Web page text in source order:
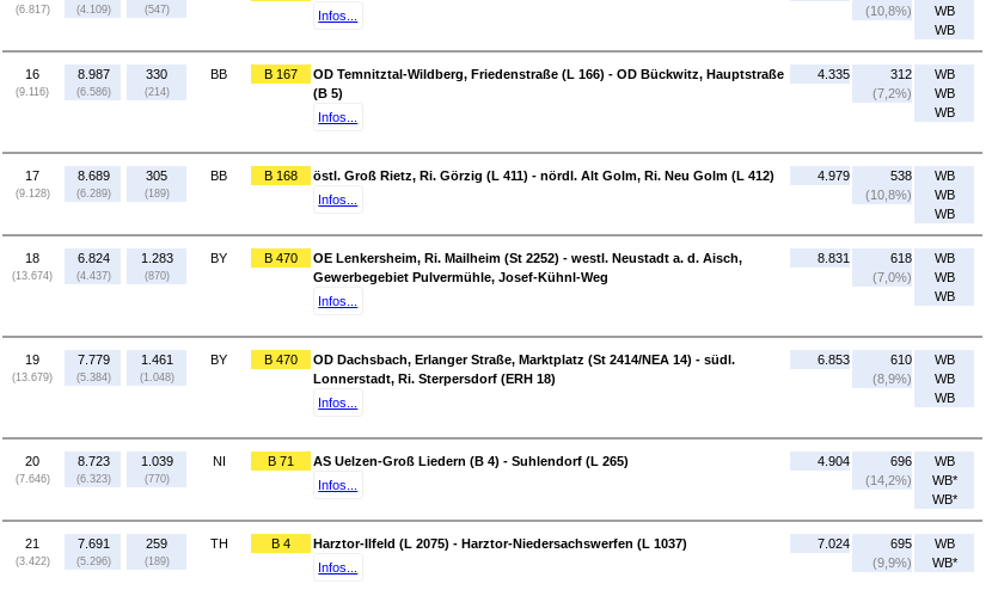
(6.817) (4.109) (547)
Infos...
(10,8%)
WB
WB
16
(9.116)
8.987
(6.586)
330
(214)
BB B 167
OD Temnitztal-Wildberg, Friedenstraße (L 166) - OD Bückwitz, Hauptstraße
(B 5)
Infos...
4.335
312
(7,2%)
WB
WB
WB
17
(9.128)
8.689
(6.289)
305
(189)
BB B 168
östl. Groß Rietz, Ri. Görzig (L 411) - nördl. Alt Golm, Ri. Neu Golm (L 412)
Infos...
4.979
538
(10,8%)
WB
WB
WB
18
(13.674)
6.824
(4.437)
1.283
(870)
BY B 470
OE Lenkersheim, Ri. Mailheim (St 2252) - westl. Neustadt a. d. Aisch,
Gewerbegebiet Pulvermühle, Josef-Kühnl-Weg
Infos...
8.831
618
(7,0%)
WB
WB
WB
19
(13.679)
7.779
(5.384)
1.461
(1.048)
BY B 470
OD Dachsbach, Erlanger Straße, Marktplatz (St 2414/NEA 14) - südl.
Lonnerstadt, Ri. Sterpersdorf (ERH 18)
Infos...
6.853
610
(8,9%)
WB
WB
WB
20
(7.646)
8.723
(6.323)
1.039
(770)
NI B 71
AS Uelzen-Groß Liedern (B 4) - Suhlendorf (L 265)
Infos...
4.904
696
(14,2%)
WB
WB*
WB*
21
(3.422)
7.691
(5.296)
259
(189)
TH B 4
Harztor-Ilfeld (L 2075) - Harztor-Niedersachswerfen (L 1037)
Infos...
7.024
695
(9,9%)
WB
WB*